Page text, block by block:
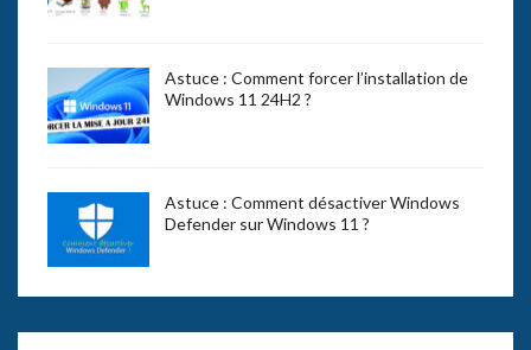
Astuce : Comment forcer l’installation de
Windows 11 24H2 ?
Astuce : Comment désactiver Windows
Defender sur Windows 11 ?